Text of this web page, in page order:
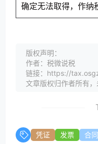
确定无法取得，作纳
版权声明：
作者：税微说税
链接：https://
文章版权归作者所有，
凭证 发票 合同